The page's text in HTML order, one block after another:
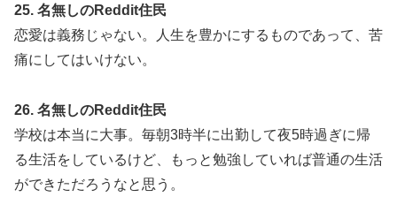
25. 名無しのReddit住民
恋愛は義務じゃない。人生を豊かにするものであって、苦
痛にしてはいけない。
26. 名無しのReddit住民
学校は本当に大事。毎朝3時半に出勤して夜5時過ぎに帰
る生活をしているけど、もっと勉強していれば普通の生活
ができただろうなと思う。